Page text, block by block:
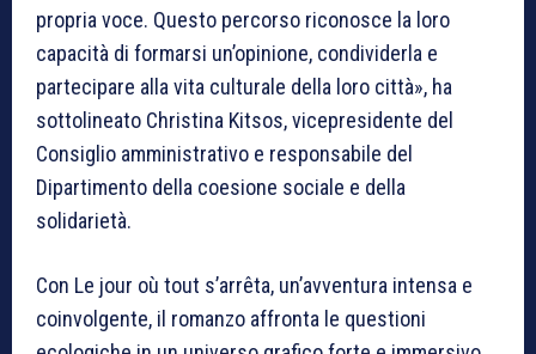
propria voce. Questo percorso riconosce la loro
capacità di formarsi un’opinione, condividerla e
partecipare alla vita culturale della loro città», ha
sottolineato Christina Kitsos, vicepresidente del
Consiglio amministrativo e responsabile del
Dipartimento della coesione sociale e della
solidarietà.
Con Le jour où tout s’arrêta, un’avventura intensa e
coinvolgente, il romanzo affronta le questioni